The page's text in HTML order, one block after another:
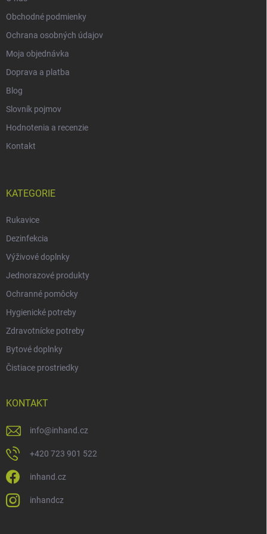
Obchodné podmienky
Ochrana osobných údajov
Moja objednávka
Doprava a platba
Blog
Slovník pojmov
Hodnotenia a recenzie
Kontakt
KATEGORIE
Rukavice
Dezinfekcia
Výživové doplnky
Jednorazové produkty
Ochranné pomôcky
Hygienické potreby
Zdravotnícke potreby
Bytové doplnky
Čistiace prostriedky
KONTAKT
info@inhand.cz
+420 723 901 522
inhand.cz
inhandcz